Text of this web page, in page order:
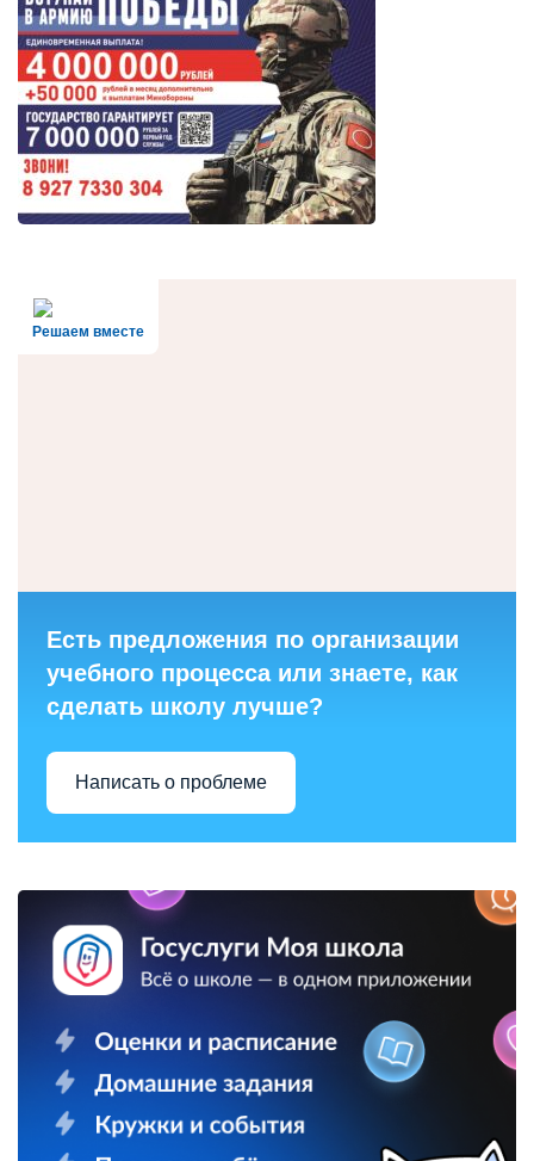
Решаем вместе
Есть предложения по организации
учебного процесса или знаете, как
сделать школу лучше?
Написать о проблеме